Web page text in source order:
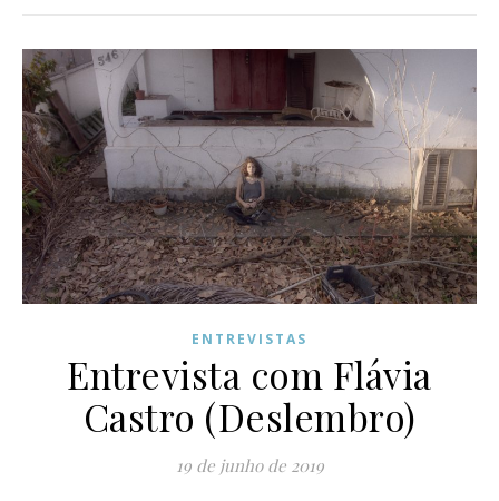
ENTREVISTAS
Entrevista com Flávia
Castro (Deslembro)
19 de junho de 2019